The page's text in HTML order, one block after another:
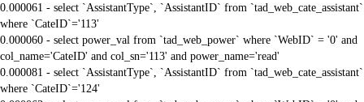
0.000061 - select `AssistantType`, `AssistantID` from `tad_web_cate_assistant`
where `CateID`='113'
0.000060 - select power_val from `tad_web_power` where `WebID` = '0' and
col_name='CateID' and col_sn='113' and power_name='read'
0.000081 - select `AssistantType`, `AssistantID` from `tad_web_cate_assistant`
where `CateID`='124'